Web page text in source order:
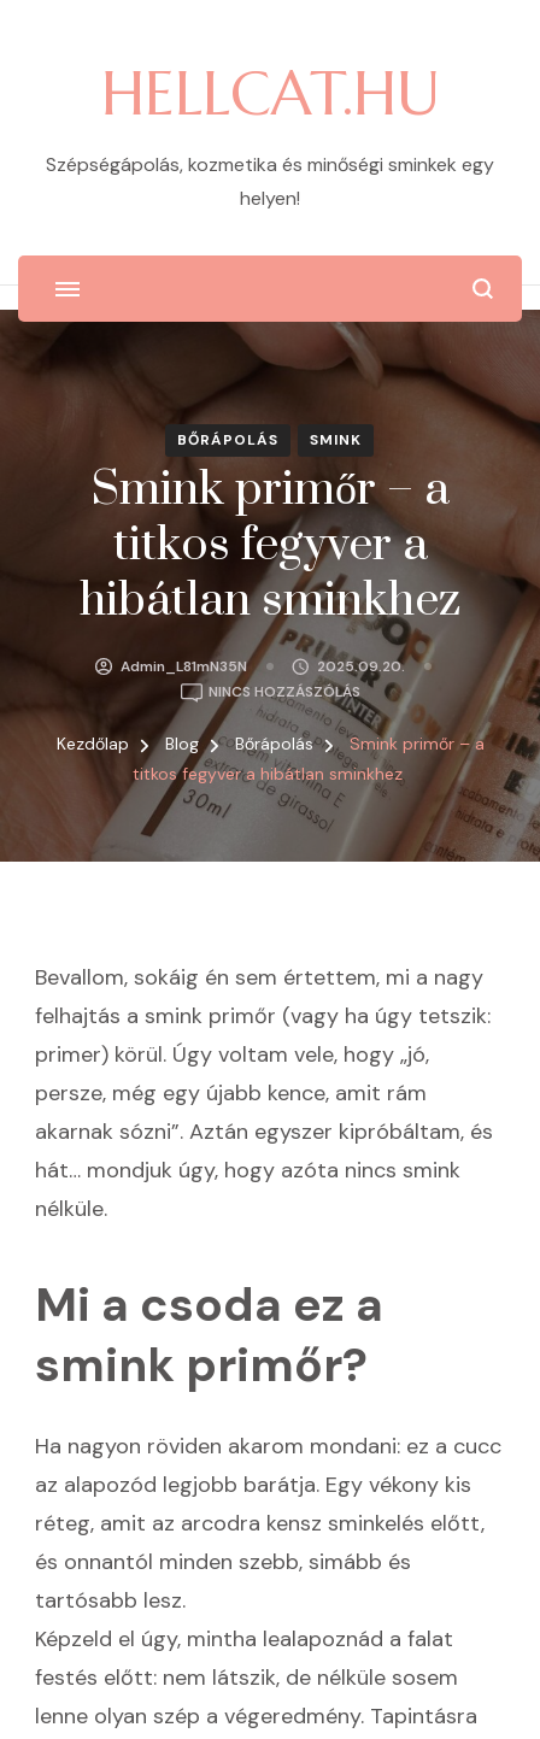
HELLCAT.HU
Szépségápolás, kozmetika és minőségi sminkek egy
helyen!
BŐRÁPOLÁS SMINK
Smink primőr – a
titkos fegyver a
hibátlan sminkhez
Admin_L81mN35N
2025.09.20.
NINCS HOZZÁSZÓLÁSA(Z)
SMINK
PRIMŐR
–
FEGYVER
A
Kezdőlap Blog Bőrápolás
Smink primőr – a
titkos fegyver a hibátlan sminkhez
Bevallom, sokáig én sem értettem, mi a nagy
felhajtás a smink primőr (vagy ha úgy tetszik:
primer) körül. Úgy voltam vele, hogy „jó,
persze, még egy újabb kence, amit rám
akarnak sózni”. Aztán egyszer kipróbáltam, és
hát… mondjuk úgy, hogy azóta nincs smink
nélküle.
Mi a csoda ez a
smink primőr?
Ha nagyon röviden akarom mondani: ez a cucc
az alapozód legjobb barátja. Egy vékony kis
réteg, amit az arcodra kensz sminkelés előtt,
és onnantól minden szebb, simább és
tartósabb lesz.
Képzeld el úgy, mintha lealapoznád a falat
festés előtt: nem látszik, de nélküle sosem
lenne olyan szép a végeredmény. Tapintásra